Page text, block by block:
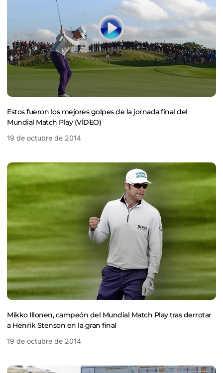
Estos fueron los mejores golpes de la jornada final del
Mundial Match Play (VÍDEO)
19 de octubre de 2014
Mikko Illonen, campeón del Mundial Match Play tras derrotar
a Henrik Stenson en la gran final
19 de octubre de 2014